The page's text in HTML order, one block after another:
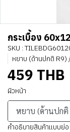
กระเบื้อง
SKU :
หยาบ (ด้านปกติ R9)
459 THB
ผิวหน้า
หยาบ (ด้านปกติ
คำอธิบายสินค้าแบบย่อ